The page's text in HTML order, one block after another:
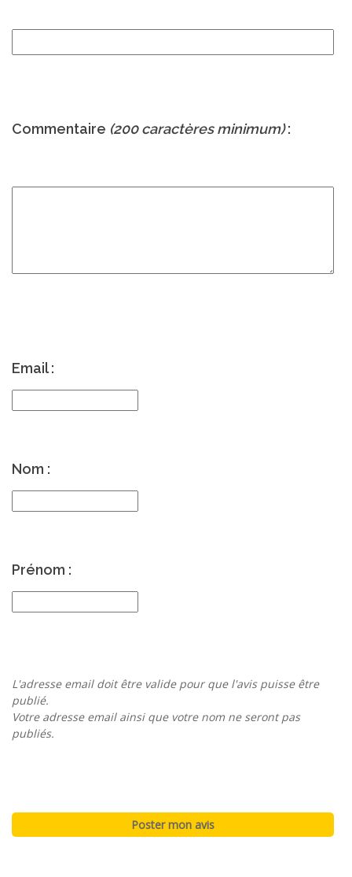
Commentaire (200 caractères minimum):
Email :
Nom :
Prénom :
L'adresse email doit être valide pour que l'avis puisse être
publié.
Votre adresse email ainsi que votre nom ne seront pas
publiés.